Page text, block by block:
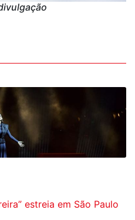
estreia em São Paulo